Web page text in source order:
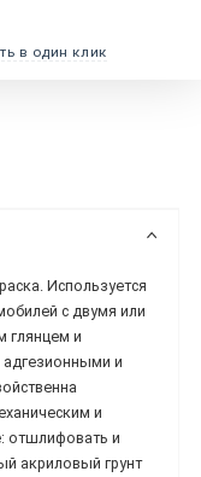
в один клик
Используется
с двумя или
глянцем и
и
и
отшлифовать и
акриловый грунт